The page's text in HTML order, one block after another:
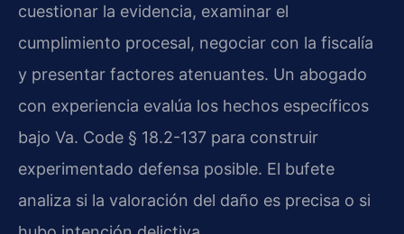
cuestionar la evidencia, examinar el
cumplimiento procesal, negociar con la fiscalía
y presentar factores atenuantes. Un abogado
con experiencia evalúa los hechos específicos
bajo Va. Code § 18.2-137 para construir
experimentado defensa posible. El bufete
analiza si la valoración del daño es precisa o si